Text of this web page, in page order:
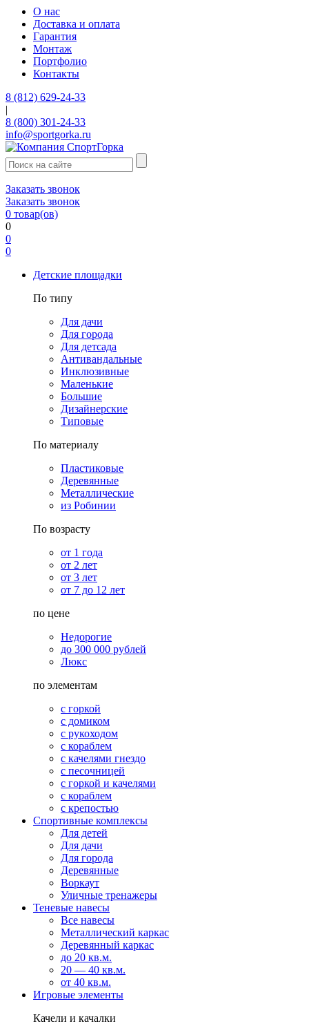
О нас
Доставка и оплата
Гарантия
Монтаж
Портфолио
Контакты
8 (812) 629-24-33
|
8 (800) 301-24-33
info@sportgorka.ru
Заказать звонок
Заказать звонок
0 товар(ов)
0
0
0
Детские площадки
По типу
Для дачи
Для города
Для детсада
Антивандальные
Инклюзивные
Маленькие
Большие
Дизайнерские
Типовые
По материалу
Пластиковые
Деревянные
Металлические
из Робинии
По возрасту
от 1 года
от 2 лет
от 3 лет
от 7 до 12 лет
по цене
Недорогие
до 300 000 рублей
Люкс
по элементам
с горкой
с домиком
с рукоходом
с кораблем
с качелями гнездо
с песочницей
с горкой и качелями
с кораблем
с крепостью
Спортивные комплексы
Для детей
Для дачи
Для города
Деревянные
Воркаут
Уличные тренажеры
Теневые навесы
Все навесы
Металлический каркас
Деревянный каркас
до 20 кв.м.
20 — 40 кв.м.
от 40 кв.м.
Игровые элементы
Качели и качалки